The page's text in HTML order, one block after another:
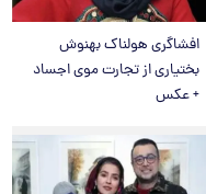
افشاگری هولناک بهنوش
بختیاری از تجارت موی اجساد
+ عکس